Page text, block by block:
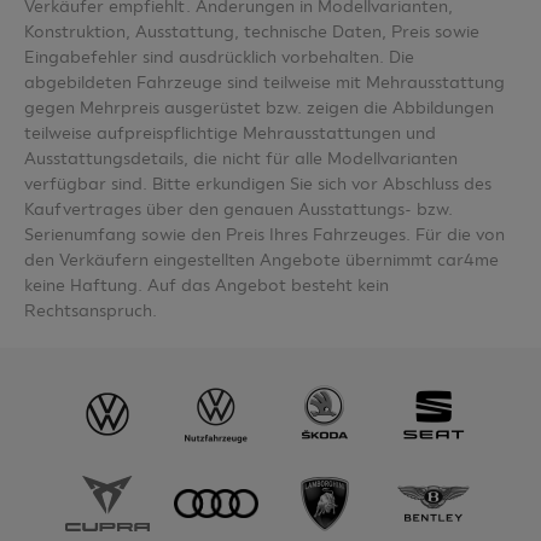
Verkäufer empfiehlt. Änderungen in Modellvarianten,
Konstruktion, Ausstattung, technische Daten, Preis sowie
Eingabefehler sind ausdrücklich vorbehalten. Die
abgebildeten Fahrzeuge sind teilweise mit Mehrausstattung
gegen Mehrpreis ausgerüstet bzw. zeigen die Abbildungen
teilweise aufpreispflichtige Mehrausstattungen und
Ausstattungsdetails, die nicht für alle Modellvarianten
verfügbar sind. Bitte erkundigen Sie sich vor Abschluss des
Kaufvertrages über den genauen Ausstattungs- bzw.
Serienumfang sowie den Preis Ihres Fahrzeuges. Für die von
den Verkäufern eingestellten Angebote übernimmt car4me
keine Haftung. Auf das Angebot besteht kein
Rechtsanspruch.